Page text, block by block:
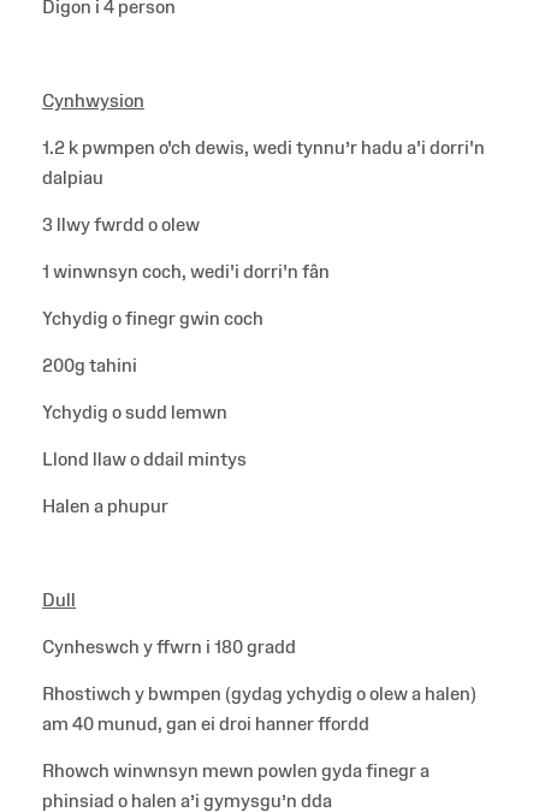
Digon i 4 person
Cynhwysion
1.2 k pwmpen o'ch dewis, wedi tynnu’r hadu a'i dorri'n
dalpiau
3 llwy fwrdd o olew
1 winwnsyn coch, wedi'i dorri'n fân
Ychydig o finegr gwin coch
200g tahini
Ychydig o sudd lemwn
Llond llaw o ddail mintys
Halen a phupur
Dull
Cynheswch y ffwrn i 180 gradd
Rhostiwch y bwmpen (gydag ychydig o olew a halen)
am 40 munud, gan ei droi hanner ffordd
Rhowch winwnsyn mewn powlen gyda finegr a
phinsiad o halen a’i gymysgu’n dda